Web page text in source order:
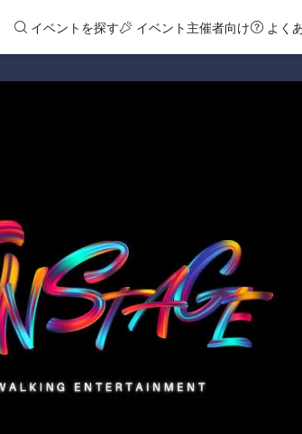
イベントを探す イベント主催者向け よく